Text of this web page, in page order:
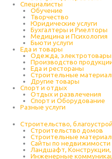
Специалисты
Обучение
Творчество
Юридические услуги
Бухгалтеры и Риелторы
Медицина и Психология
Бьюти услуги
Еда и товары
Одежда, электротовары
Производство
Еда и рестораны
Строительные
Другие товары
Спорт и отдых
Отдых и развлечения
Спорт и Оборудование
Разные услуги
Строительство,
Строительство домов
Строительные
Сайты по недвижимости
Ландшафт,
Инженерные